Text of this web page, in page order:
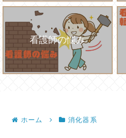
看護師の悩み
ホーム 消化器系